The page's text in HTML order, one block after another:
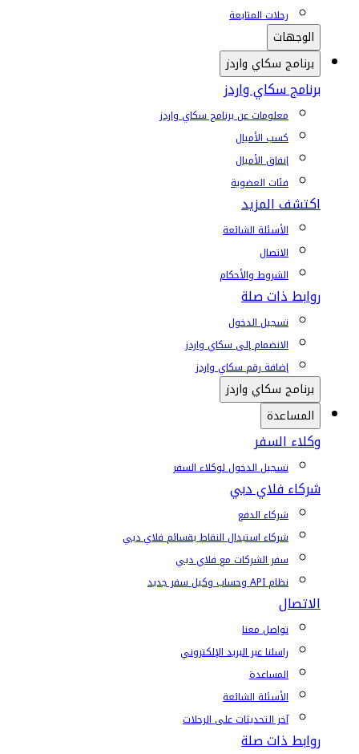
رحلات المتابعة
الوجهات
برنامج سكاي واردز
برنامج سكاي واردز
معلومات عن برنامج سكاي واردز
كسب الأميال
إنفاق الأميال
فئات العضوية
اكتشف المزيد
الأسئلة الشائعة
الاتصال
الشروط والأحكام
روابط ذات صلة
تسجيل الدخول
الانضمام إلى سكاي واردز
إضافة رقم سكاي واردز
برنامج سكاي واردز
المساعدة
وكلاء السفر
تسجيل الدخول لوكلاء السفر
شركاء فلاي دبي
شركاء الدفع
شركاء استبدال النقاط بقسائم فلاي دبي
سفر الشركات مع فلاي دبي
نظام API وحساب وكيل سفر جديد
الاتصال
تواصل معنا
راسلنا عبر البريد الإلكتروني
المساعدة
الأسئلة الشائعة
آخر التحديثات على الرحلات
روابط ذات صلة